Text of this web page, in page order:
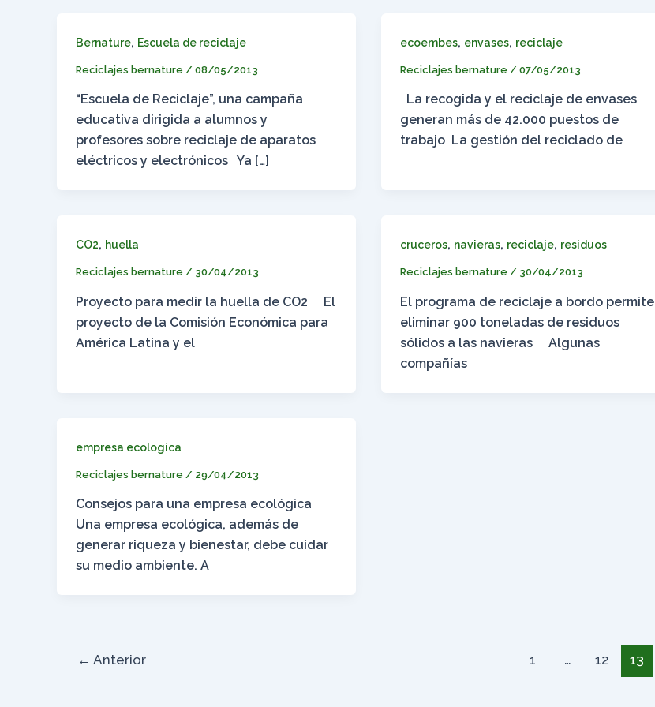
Bernature, Escuela de reciclaje
Reciclajes bernature / 08/05/2013
“Escuela de Reciclaje”, una campaña
educativa dirigida a alumnos y
profesores sobre reciclaje de aparatos
eléctricos y electrónicos Ya […]
ecoembes, envases, reciclaje
Reciclajes bernature / 07/05/2013
La recogida y el reciclaje de envases
generan más de 42.000 puestos de
trabajo La gestión del reciclado de
CO2, huella
Reciclajes bernature / 30/04/2013
Proyecto para medir la huella de CO2 El
proyecto de la Comisión Económica para
América Latina y el
cruceros, navieras, reciclaje, residuos
Reciclajes bernature / 30/04/2013
El programa de reciclaje a bordo permite
eliminar 900 toneladas de residuos
sólidos a las navieras Algunas
compañías
empresa ecologica
Reciclajes bernature / 29/04/2013
Consejos para una empresa ecológica
Una empresa ecológica, además de
generar riqueza y bienestar, debe cuidar
su medio ambiente. A
← Anterior 1 … 12 13